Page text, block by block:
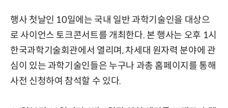
행사 첫날인 10일에는 국내 일반 과학기술인을 대상으
로 사이언스 토크콘서트를 개최한다. 본 행사는 오후 1시
한국과학기술회관에서 열리며, 차세대 원자력 분야에 관
심이 있는 과학기술인들은 누구나 과총 홈페이지를 통해
사전 신청하여 참석할 수 있다.